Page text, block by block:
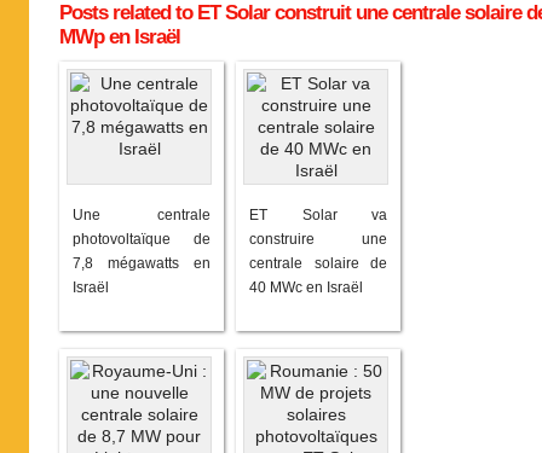
Posts related to ET Solar construit une centrale solaire
MWp en Israël
Une centrale
photovoltaïque de
7,8 mégawatts en
Israël
ET Solar va
construire une
centrale solaire de
40 MWc en Israël